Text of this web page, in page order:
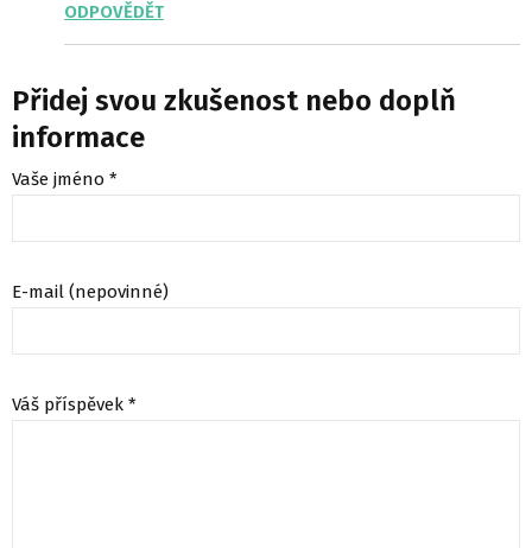
ODPOVĚDĚT
Přidej svou zkušenost nebo doplň
informace
Vaše jméno *
E-mail (nepovinné)
Váš příspěvek *